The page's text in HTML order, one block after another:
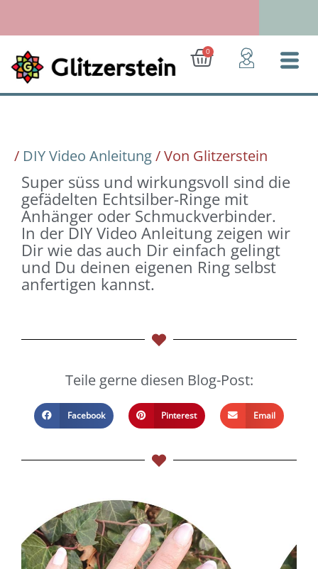
springen
Ab 50 Euro: Gratis-Versand (D)
0
Warenkorb
/ DIY Video Anleitung/ Von Glitzerstein
Super süss und wirkungsvoll sind die
gefädelten Echtsilber-Ringe mit
Anhänger oder Schmuckverbinder.
In der DIY Video Anleitung zeigen wir
Dir wie das auch Dir einfach gelingt
und Du deinen eigenen Ring selbst
anfertigen kannst.
Teile gerne diesen Blog-Post:
Facebook Pinterest Email